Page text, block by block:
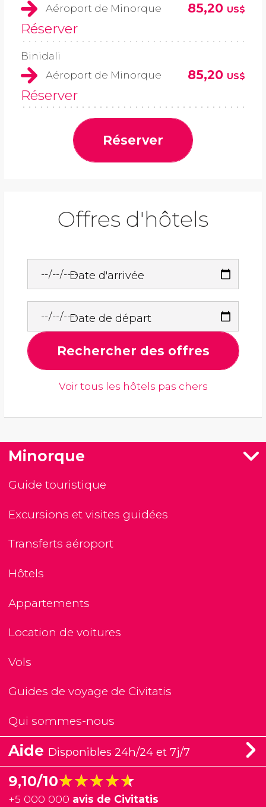
Aéroport de Minorque
85,20 US$
Réserver
Binidali
Aéroport de Minorque
85,20 US$
Réserver
Réserver
Offres d'hôtels
Date d'arrivée
Date de départ
Rechercher des offres
Voir tous les hôtels pas chers
Minorque
Guide touristique
Excursions et visites guidées
Transferts aéroport
Hôtels
Appartements
Location de voitures
Vols
Guides de voyage de Civitatis
Qui sommes-nous
Aide Disponibles 24h/24 et 7j/7
9,10/10★★★★★
★★★★★
+5 000 000 avis de Civitatis